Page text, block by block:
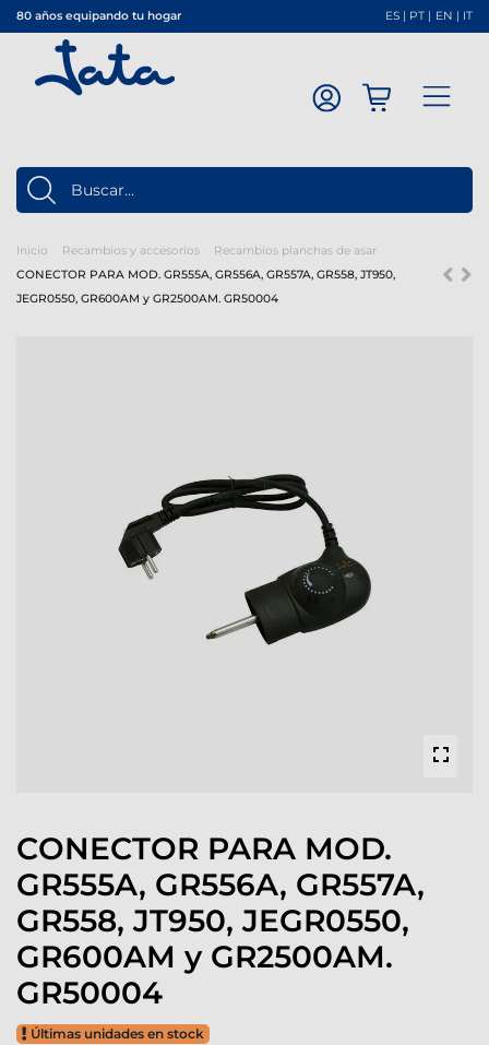
80 años equipando tu hogar ES | PT | EN | IT
Inicio Recambios y accesorios
Recambios planchas de asar
CONECTOR PARA MOD. GR555A, GR556A, GR557A, GR558, JT950,
JEGR0550, GR600AM y GR2500AM. GR50004
CONECTOR PARA MOD.
GR555A, GR556A, GR557A,
GR558, JT950, JEGR0550,
GR600AM y GR2500AM.
GR50004
Últimas unidades en stock